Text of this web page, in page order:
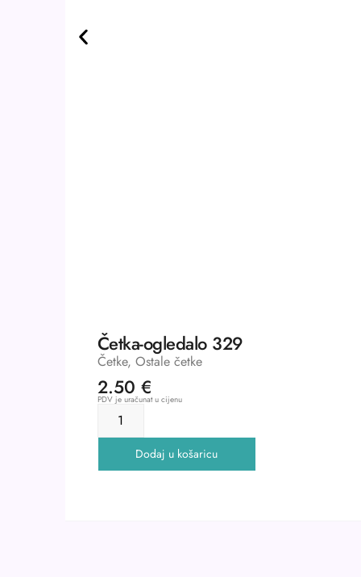
Četka-ogledalo 329
Četke, Ostale četke
2.50 €
PDV je uračunat u cijenu
Dodaj u košaricu